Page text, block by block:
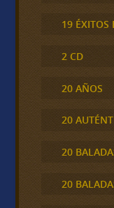
19 ÉXITOS
2 CD
20 AÑOS
20
20
20